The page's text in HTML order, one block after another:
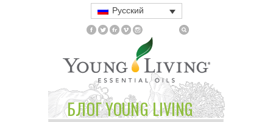
Русский
БЛОГ YOUNG LIVING